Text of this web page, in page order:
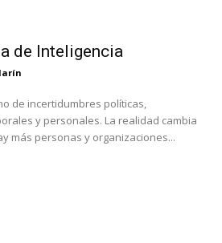
de Inteligencia
de incertidumbres políticas,
y personales. La realidad cambia
más personas y organizaciones...